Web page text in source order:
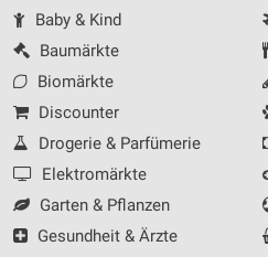
Baby & Kind
Baumärkte
Biomärkte
Discounter
Drogerie & Parfümerie
Elektromärkte
Garten & Pflanzen
Gesundheit & Ärzte